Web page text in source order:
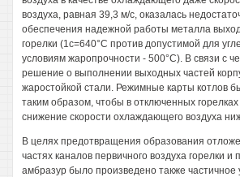
воздуха, равная 39,3 м/с, оказалась
обеспечения надежной работы металла
горелки (1с=640°С против допустимой для
условиям жаропрочности - 500°С). В связи с
решение о выполнении выходных частей
жаростойкой стали. Режимные карты котлов
таким образом, чтобы в отключенных
снижение скорости охлаждающего воздуха
В целях предотвращения образования
частях каналов первичного воздуха горелки и
амбразур было произведено также частичное